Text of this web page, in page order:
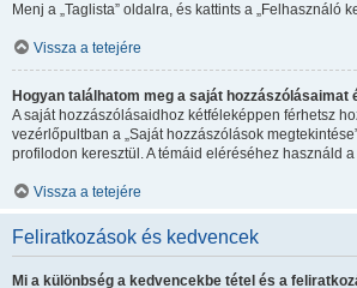
Menj a „Taglista” oldalra, és kattints a „Felhasználó
Vissza a tetejére
Hogyan találhatom meg a saját hozzászólásaimat
A saját hozzászólásaidhoz kétféleképpen férhetsz
vezérlőpultban a „Saját hozzászólások
profilodon keresztül. A témáid eléréséhez használd
Vissza a tetejére
Feliratkozások és kedvencek
Mi a különbség a kedvencekbe tétel és a